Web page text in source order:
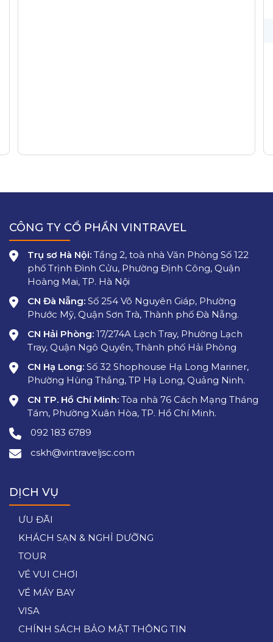
CÔNG TY CỔ PHẦN VINTRAVEL
Trụ sơ Hà Nội: Tầng 2, toà nhà Văn Phòng Số 122
phố Trịnh Đình Cửu, Phường Định Công, Quận
Hoàng Mai, TP. Hà Nội
CN Đà Nẵng: Số 254 Võ Nguyên Giáp, Phường
Phước Mỹ, Quận Sơn Trà, Thành phố Đà Nẵng.
CN Hải Phòng: 17/274A Lạch Tray, Phường Lạch
Tray, Quận Ngô Quyền, Thành phố Hải Phòng
CN Hạ Long: Số 32 Shophouse Hạ Long Mariner,
Phường Hùng Thắng, TP Hạ Long, Quảng Ninh.
CN TP. Hồ Chí Minh: Tòa nhà 76 Cách Mạng Tháng
Tám, Phường Xuân Hòa, TP. Hồ Chí Minh.
092 183 6789
cskh@vintraveljsc.com
DỊCH VỤ
ƯU ĐÃI
KHÁCH SẠN & NGHỈ DƯỠNG
TOUR
VÉ VUI CHƠI
VÉ MÁY BAY
VISA
CHÍNH SÁCH BẢO MẬT THÔNG TIN